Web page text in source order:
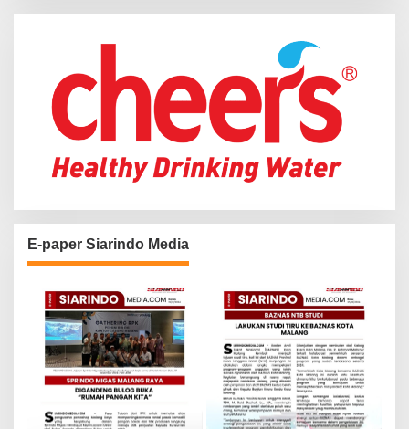
E-paper Siarindo Media